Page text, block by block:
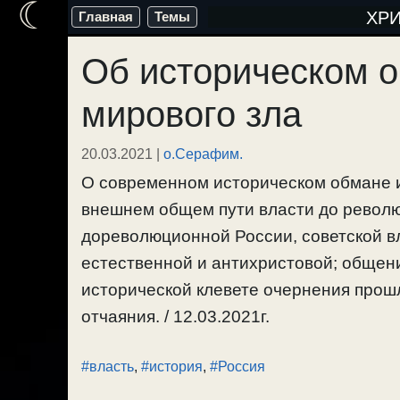
Перейти
содержимому
Главная Темы
Об историческом
мирового зла
20.03.2021 | о.Серафим.
О современном историческом
внешнем общем пути власти до
дореволюционной России, советской
естественной и антихристовой;
исторической клевете очернения
отчаяния. / 12.03.2021г.
#власть, #история, #Россия
☾